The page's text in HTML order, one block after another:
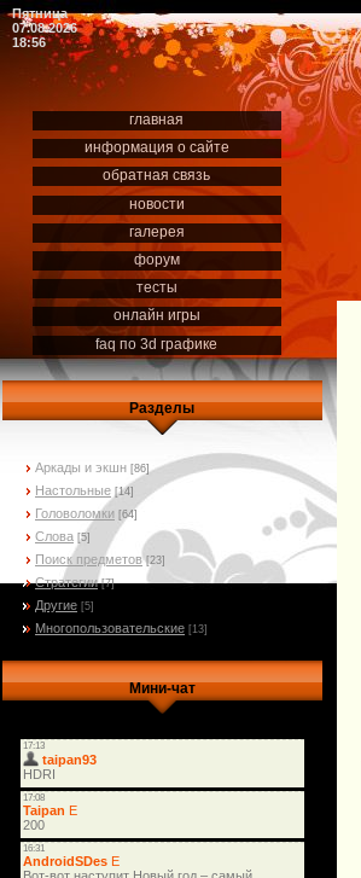
Пятница
07.08.2026
18:56
главная
информация о сайте
обратная связь
новости
галерея
форум
тесты
онлайн игры
faq по 3d графике
Разделы
Аркады и экшн [86]
Настольные [14]
Головоломки [64]
Слова [5]
Поиск предметов [23]
Стратегии [7]
Другие [5]
Многопользовательские [13]
Мини-чат